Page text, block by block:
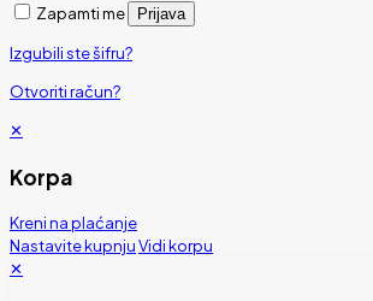
Zapamti me Prijava
Izgubili ste šifru?
Otvoriti račun?
✕
Korpa
Kreni na plaćanje
Nastavite kupnjuVidi korpu
✕